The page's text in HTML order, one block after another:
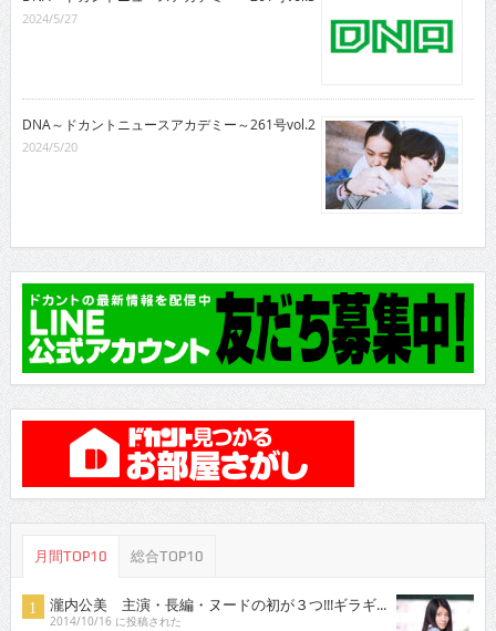
2024/5/27
DNA～ドカントニュースアカデミー～261号vol.2
2024/5/20
月間TOP10 総合TOP10
瀧内公美 主演・長編・ヌードの初が３つ!!!ギラギ...
2014/10/16 に投稿された